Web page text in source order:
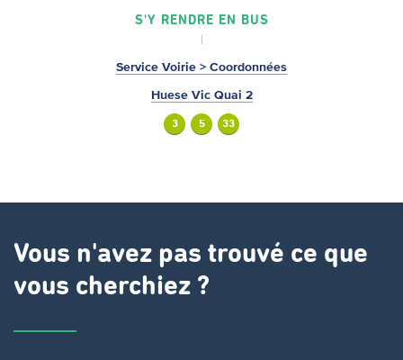
S'Y RENDRE EN BUS
Service Voirie > Coordonnées
Huese Vic Quai 2
3 5 33
Vous n'avez pas trouvé ce que
vous cherchiez ?